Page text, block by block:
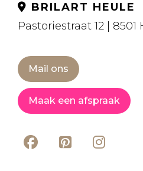
BRILART HEULE
Pastoriestraat 12 |
Mail ons
Maak een afspraak